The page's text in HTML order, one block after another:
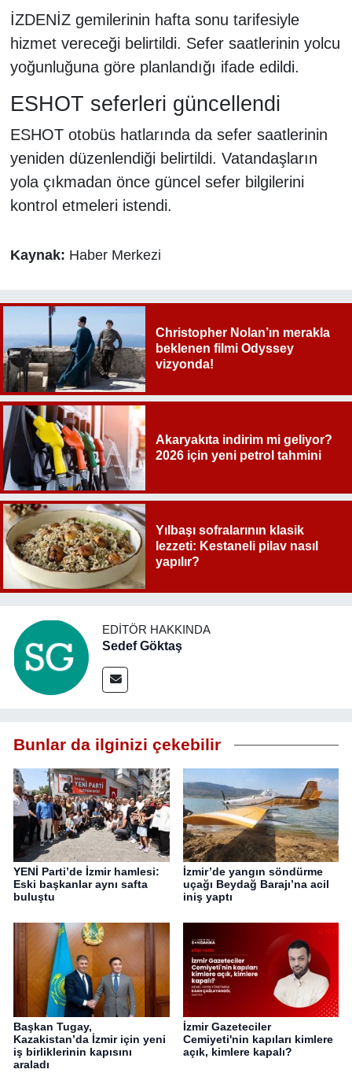
İZDENİZ gemilerinin hafta sonu tarifesiyle
hizmet vereceği belirtildi. Sefer saatlerinin yolcu
yoğunluğuna göre planlandığı ifade edildi.
ESHOT seferleri güncellendi
ESHOT otobüs hatlarında da sefer saatlerinin
yeniden düzenlendiği belirtildi. Vatandaşların
yola çıkmadan önce güncel sefer bilgilerini
kontrol etmeleri istendi.
Kaynak: Haber Merkezi
Christopher Nolan’ın merakla
beklenen filmi Odyssey
vizyonda!
Akaryakıta indirim mi geliyor?
2026 için yeni petrol tahmini
Yılbaşı sofralarının klasik
lezzeti: Kestaneli pilav nasıl
yapılır?
EDITÖR HAKKINDA
Sedef Göktaş
Bunlar da ilginizi çekebilir
YENİ Parti’de İzmir hamlesi:
Eski başkanlar aynı safta
buluştu
İzmir’de yangın söndürme
uçağı Beydağ Barajı’na acil
iniş yaptı
Başkan Tugay,
Kazakistan’da İzmir için yeni
iş birliklerinin kapısını
araladı
İzmir Gazeteciler
Cemiyeti'nin kapıları kimlere
açık, kimlere kapalı?